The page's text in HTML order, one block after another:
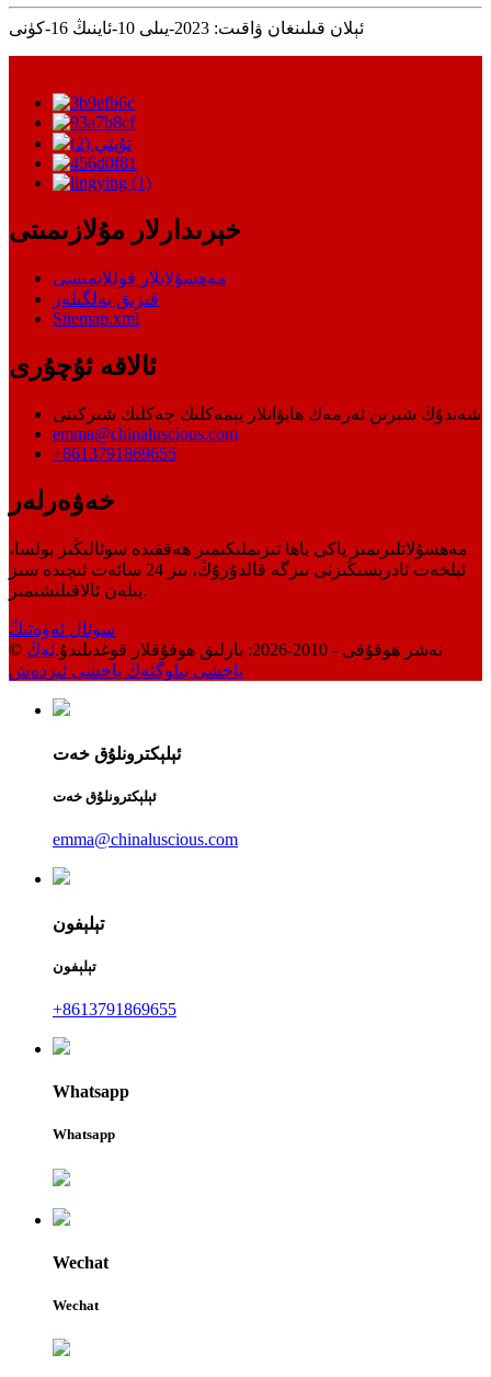
ئېلان قىلىنغان ۋاقىت: 2023-يىلى 10-ئاينىڭ 16-كۈنى
خېرىدارلار مۇلازىمىتى
مەھسۇلاتلار قوللانمىسى
قىزىق بەلگىلەر
Sitemap.xml
ئالاقە ئۇچۇرى
شەندۇڭ شېرىن ئەرمەك ھايۋانلار يېمەكلىك چەكلىك شىركىتى
emma@chinaluscious.com
+8613791869655
خەۋەرلەر
مەھسۇلاتلىرىمىز ياكى باھا تىزىملىكىمىز ھەققىدە سوئالىڭىز بولسا،
ئېلخەت ئادرېسىڭىزنى بىزگە قالدۇرۇڭ، بىز 24 سائەت ئىچىدە سىز
بىلەن ئالاقىلىشىمىز.
سوئال ئەۋەتىڭ
© نەشر ھوقۇقى - 2010-2026: بارلىق ھوقۇقلار قوغدىلىدۇ.
ئەڭ
ياخشى بىلوگئەڭ ياخشى ئىزدەش
ئېلېكترونلۇق خەت
ئېلېكترونلۇق خەت
emma@chinaluscious.com
تېلېفون
تېلېفون
+8613791869655
Whatsapp
Whatsapp
Wechat
Wechat